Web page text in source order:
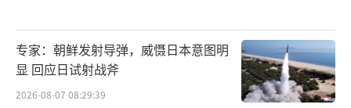
专家：朝鲜发射导弹，威慑日本意图明
显 回应日试射战斧
2026-08-07 08:29:39